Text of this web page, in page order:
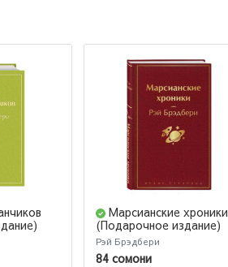
Марсианские хроники
(Подарочное издание)
Рэй Брэдбери
84 сомони